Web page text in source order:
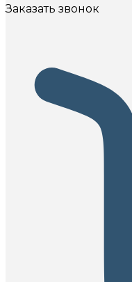
Заказать звонок